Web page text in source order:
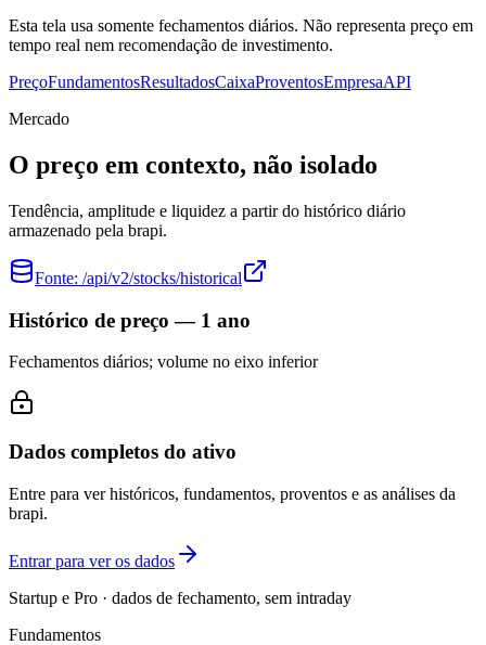
Esta tela usa somente fechamentos diários. Não representa preço em
tempo real nem recomendação de investimento.
PreçoFundamentosResultadosCaixaProventosEmpresaAPI
Mercado
O preço em contexto, não isolado
Tendência, amplitude e liquidez a partir do histórico diário
armazenado pela brapi.
Fonte: /api/v2/stocks/historical
Histórico de preço — 1 ano
Fechamentos diários; volume no eixo inferior
Dados completos do ativo
Entre para ver históricos, fundamentos, proventos e as análises da
brapi.
Entrar para ver os dados
Startup e Pro · dados de fechamento, sem intraday
Fundamentos